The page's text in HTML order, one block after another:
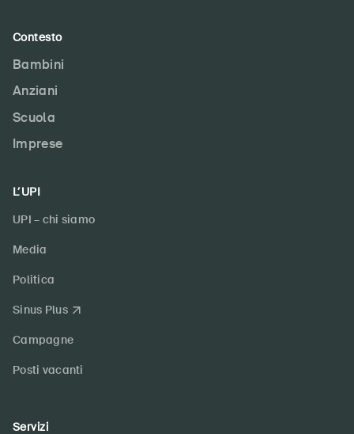
Contesto
Bambini
Anziani
Scuola
Imprese
L’UPI
UPI – chi siamo
Media
Politica
Sinus Plus
Campagne
Posti vacanti
Servizi